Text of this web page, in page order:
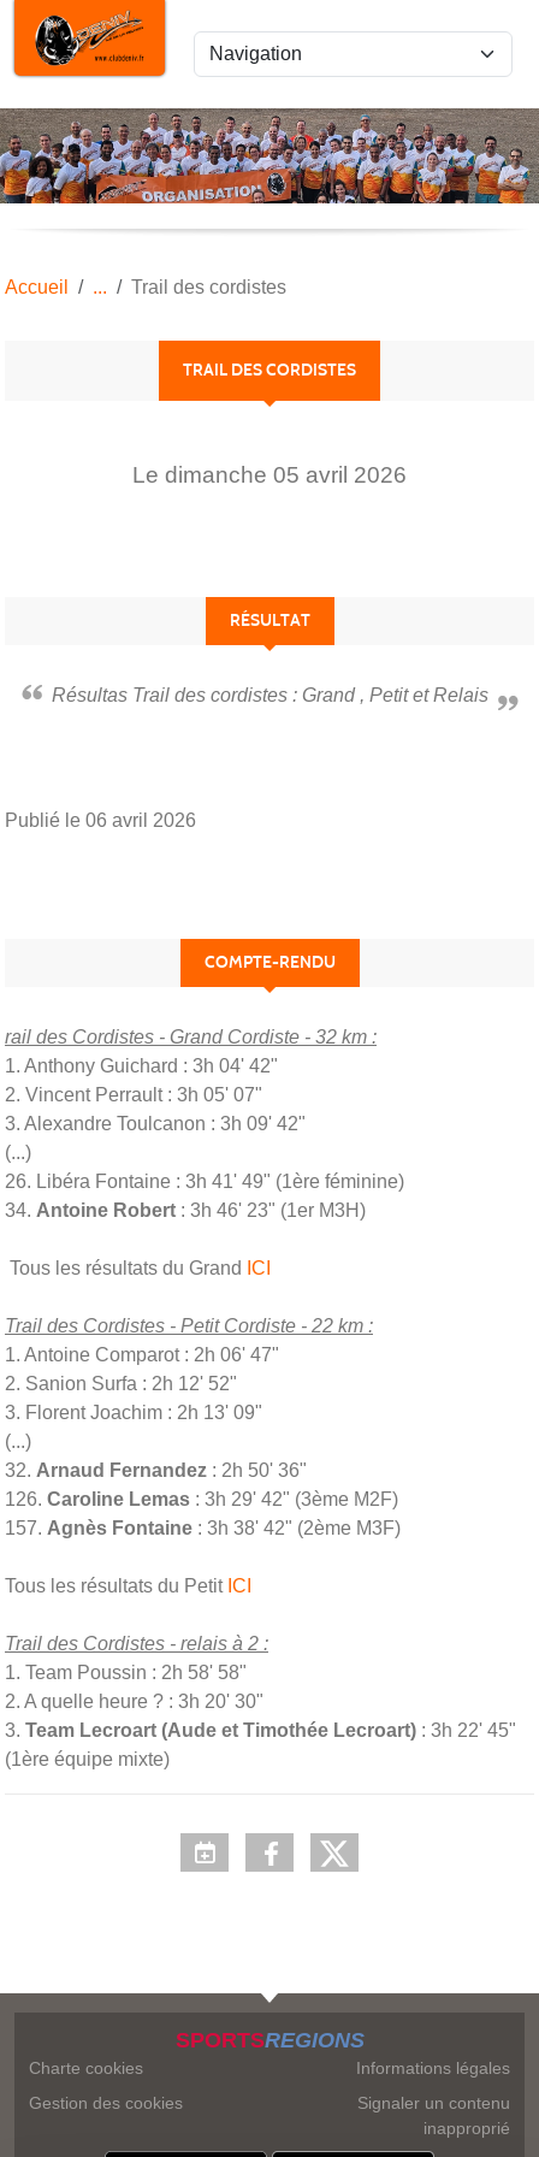
Accueil Trail des cordistes
TRAIL DES CORDISTES
Le dimanche 05 avril 2026
RÉSULTAT
Résultas Trail des cordistes : Grand , Petit et Relais
Publié le 06 avril 2026
COMPTE-RENDU
rail des Cordistes - Grand Cordiste - 32 km :
1. Anthony Guichard : 3h 04' 42"
2. Vincent Perrault : 3h 05' 07"
3. Alexandre Toulcanon : 3h 09' 42"
(...)
26. Libéra Fontaine : 3h 41' 49" (1ère féminine)
34. Antoine Robert : 3h 46' 23" (1er M3H)
Tous les résultats du Grand ICI
Trail des Cordistes - Petit Cordiste - 22 km :
1. Antoine Comparot : 2h 06' 47"
2. Sanion Surfa : 2h 12' 52"
3. Florent Joachim : 2h 13' 09"
(...)
32. Arnaud Fernandez : 2h 50' 36"
126. Caroline Lemas : 3h 29' 42" (3ème M2F)
157. Agnès Fontaine : 3h 38' 42" (2ème M3F)
Tous les résultats du Petit ICI
Trail des Cordistes - relais à 2 :
1. Team Poussin : 2h 58' 58"
2. A quelle heure ? : 3h 20' 30"
3. Team Lecroart (Aude et Timothée Lecroart) : 3h 22' 45"
(1ère équipe mixte)
SPORTSREGIONS
Charte cookies
Gestion des cookies
Informations légales
Signaler un contenu
inapproprié
Panneau de gestion des cookies